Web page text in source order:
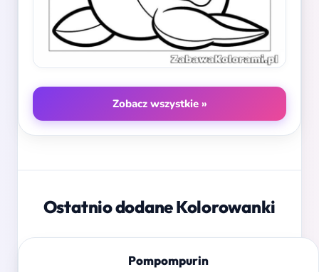
Zobacz wszystkie »
Ostatnio dodane Kolorowanki
Pompompurin